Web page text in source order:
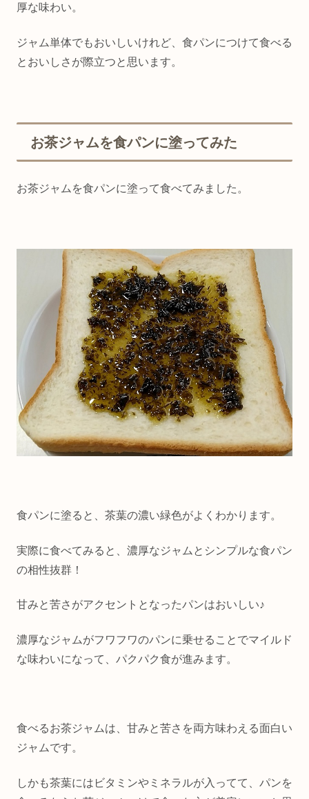
厚な味わい。
ジャム単体でもおいしいけれど、食パンにつけて食べる
とおいしさが際立つと思います。
お茶ジャムを食パンに塗ってみた
お茶ジャムを食パンに塗って食べてみました。
食パンに塗ると、茶葉の濃い緑色がよくわかります。
実際に食べてみると、濃厚なジャムとシンプルな食パン
の相性抜群！
甘みと苦さがアクセントとなったパンはおいしい♪
濃厚なジャムがフワフワのパンに乗せることでマイルド
な味わいになって、パクパク食が進みます。
食べるお茶ジャムは、甘みと苦さを両方味わえる面白い
ジャムです。
しかも茶葉にはビタミンやミネラルが入ってて、パンを